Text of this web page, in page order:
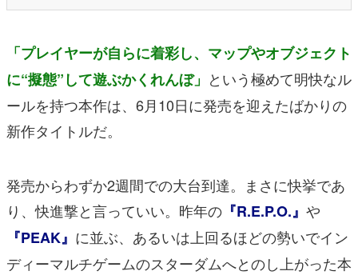
「プレイヤーが自らに着彩し、マップやオブジェクト
に“擬態”して遊ぶかくれんぼ」 という極めて明快なル
ールを持つ本作は、6月10日に発売を迎えたばかりの
新作タイトルだ。
発売からわずか2週間での大台到達。まさに快挙であ
り、快進撃と言っていい。昨年の 『R.E.P.O.』 や
『PEAK』 に並ぶ、あるいは上回るほどの勢いでイン
ディーマルチゲームのスターダムへとのし上がった本